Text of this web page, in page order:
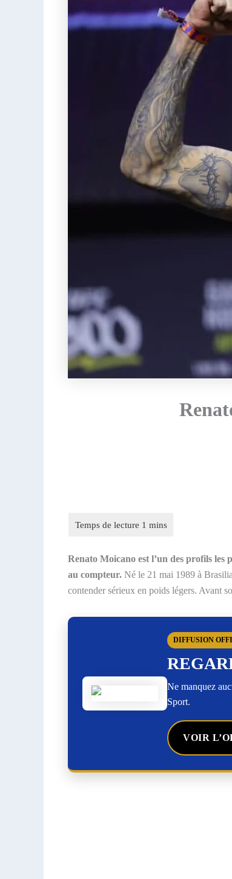
Renato Moicano est l’un des profils les
au compteur. Né le 21 mai 1989 à
contender sérieux en poids légers. Avant
DIFFUSION
Ne manquez
Sport.
VOIR